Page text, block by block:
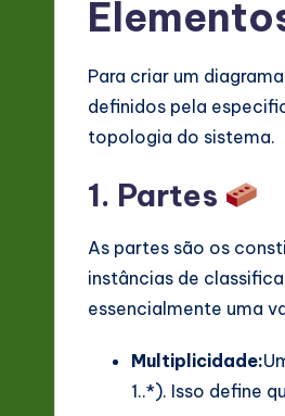
Para criar um
definidos pela
topologia do sistema.
1. Partes
As partes são os
instâncias de
essencialmente uma
Multiplicidade:
1..*). Isso define